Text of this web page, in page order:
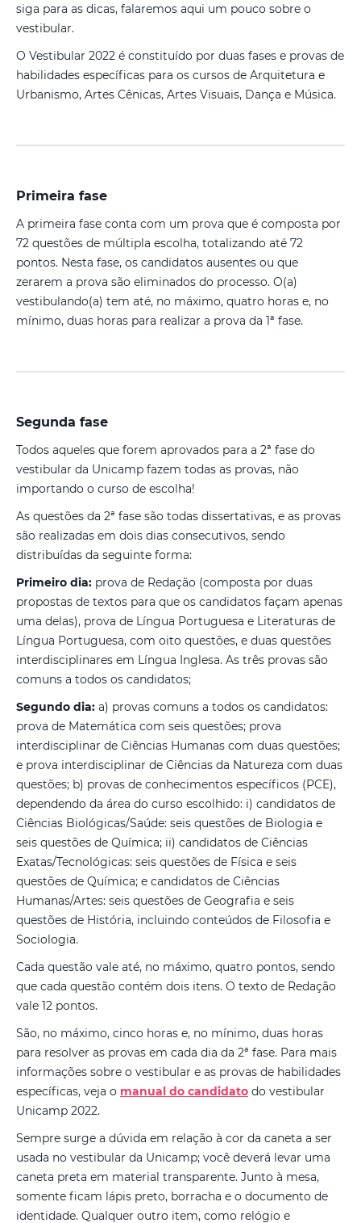
siga para as dicas, falaremos aqui um pouco sobre o
vestibular.
O Vestibular 2022 é constituído por duas fases e provas de
habilidades específicas para os cursos de Arquitetura e
Urbanismo, Artes Cênicas, Artes Visuais, Dança e Música.
Primeira fase
A primeira fase conta com um prova que é composta por
72 questões de múltipla escolha, totalizando até 72
pontos. Nesta fase, os candidatos ausentes ou que
zerarem a prova são eliminados do processo. O(a)
vestibulando(a) tem até, no máximo, quatro horas e, no
mínimo, duas horas para realizar a prova da 1ª fase.
Segunda fase
Todos aqueles que forem aprovados para a 2ª fase do
vestibular da Unicamp fazem todas as provas, não
importando o curso de escolha!
As questões da 2ª fase são todas dissertativas, e as provas
são realizadas em dois dias consecutivos, sendo
distribuídas da seguinte forma:
Primeiro dia: prova de Redação (composta por duas
propostas de textos para que os candidatos façam apenas
uma delas), prova de Língua Portuguesa e Literaturas de
Língua Portuguesa, com oito questões, e duas questões
interdisciplinares em Língua Inglesa. As três provas são
comuns a todos os candidatos;
Segundo dia: a) provas comuns a todos os candidatos:
prova de Matemática com seis questões; prova
interdisciplinar de Ciências Humanas com duas questões;
e prova interdisciplinar de Ciências da Natureza com duas
questões; b) provas de conhecimentos específicos (PCE),
dependendo da área do curso escolhido: i) candidatos de
Ciências Biológicas/Saúde: seis questões de Biologia e
seis questões de Química; ii) candidatos de Ciências
Exatas/Tecnológicas: seis questões de Física e seis
questões de Química; e candidatos de Ciências
Humanas/Artes: seis questões de Geografia e seis
questões de História, incluindo conteúdos de Filosofia e
Sociologia.
Cada questão vale até, no máximo, quatro pontos, sendo
que cada questão contém dois itens. O texto de Redação
vale 12 pontos.
São, no máximo, cinco horas e, no mínimo, duas horas
para resolver as provas em cada dia da 2ª fase. Para mais
informações sobre o vestibular e as provas de habilidades
específicas, veja o manual do candidato do vestibular
Unicamp 2022.
Sempre surge a dúvida em relação à cor da caneta a ser
usada no vestibular da Unicamp; você deverá levar uma
caneta preta em material transparente. Junto à mesa,
somente ficam lápis preto, borracha e o documento de
identidade. Qualquer outro item, como relógio e